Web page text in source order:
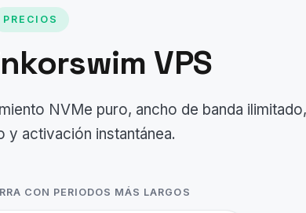
PRECIOS
VPS
NVMe puro, ancho de banda ilimitado,
y activación instantánea.
CON PERIODOS MÁS LARGOS